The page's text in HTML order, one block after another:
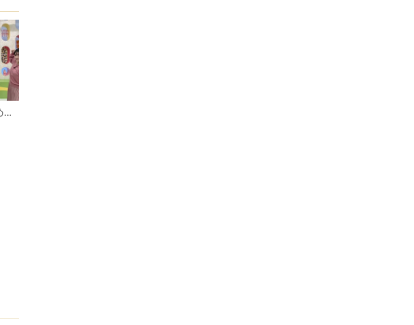
明けましておめでとうございます！